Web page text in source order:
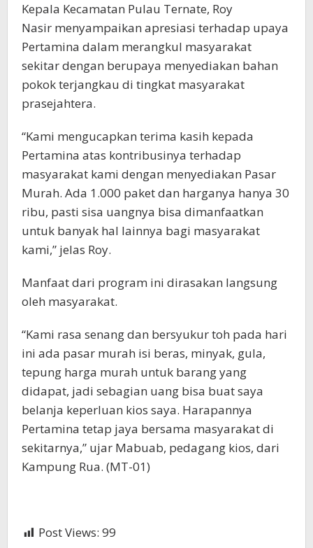
Kepala Kecamatan Pulau Ternate, Roy
Nasir menyampaikan apresiasi terhadap upaya
Pertamina dalam merangkul masyarakat
sekitar dengan berupaya menyediakan bahan
pokok terjangkau di tingkat masyarakat
prasejahtera.
“Kami mengucapkan terima kasih kepada
Pertamina atas kontribusinya terhadap
masyarakat kami dengan menyediakan Pasar
Murah. Ada 1.000 paket dan harganya hanya 30
ribu, pasti sisa uangnya bisa dimanfaatkan
untuk banyak hal lainnya bagi masyarakat
kami,” jelas Roy.
Manfaat dari program ini dirasakan langsung
oleh masyarakat.
“Kami rasa senang dan bersyukur toh pada hari
ini ada pasar murah isi beras, minyak, gula,
tepung harga murah untuk barang yang
didapat, jadi sebagian uang bisa buat saya
belanja keperluan kios saya. Harapannya
Pertamina tetap jaya bersama masyarakat di
sekitarnya,” ujar Mabuab, pedagang kios, dari
Kampung Rua. (MT-01)
Post Views: 99